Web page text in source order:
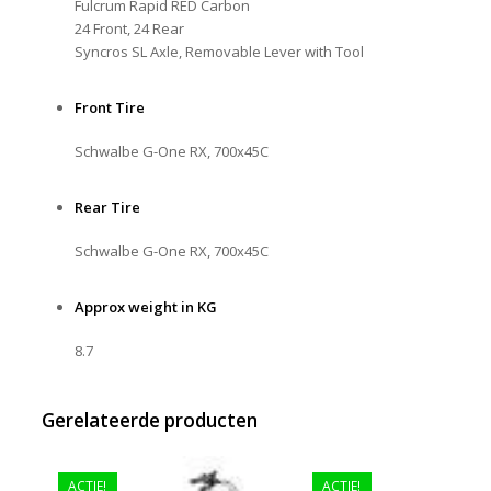
Fulcrum Rapid RED Carbon
24 Front, 24 Rear
Syncros SL Axle, Removable Lever with Tool
Front Tire
Schwalbe G-One RX, 700x45C
Rear Tire
Schwalbe G-One RX, 700x45C
Approx weight in KG
8.7
Gerelateerde producten
ACTIE! ACTIE!